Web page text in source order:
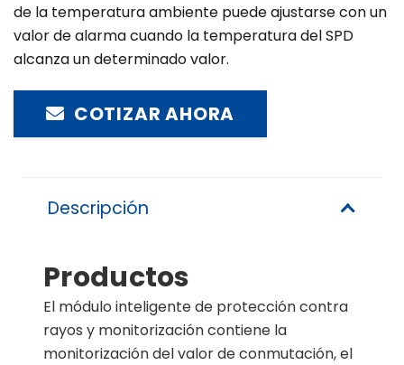
de la temperatura ambiente puede ajustarse con un
valor de alarma cuando la temperatura del SPD
alcanza un determinado valor.
COTIZAR AHORA
Descripción
Productos
El módulo inteligente de protección contra
rayos y monitorización contiene la
monitorización del valor de conmutación, el